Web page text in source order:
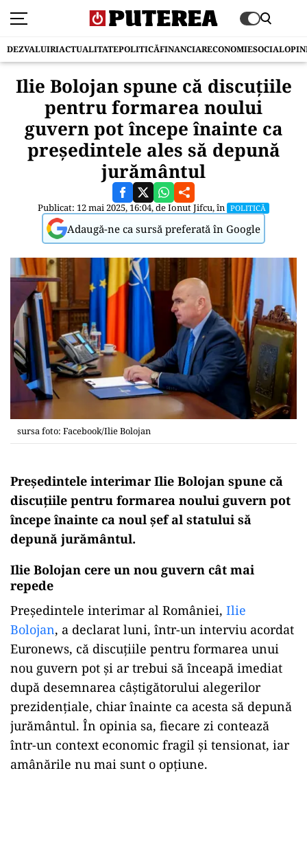
DEZVALUIRIACTUALITATEPOLITICĂFINANCIARECONOMIESOCIAL
Ilie Bolojan spune că discuţiile
pentru formarea noului
guvern pot începe înainte ca
preşedintele ales să depună
jurământul
Publicat: 12 mai 2025, 16:04, deIonut Jifcu, în POLITICĂ
Adaugă-ne ca sursă preferată în Google
sursa foto: Facebook/Ilie Bolojan
Preşedintele interimar Ilie Bolojan spune că
discuţiile pentru formarea noului guvern pot
începe înainte ca noul şef al statului să
depună jurământul.
Ilie Bolojan cere un nou guvern cât mai
repede
Președintele interimar al României, Ilie
Bolojan, a declarat luni, într-un interviu acordat
Euronews, că discuțiile pentru formarea unui
nou guvern pot și ar trebui să înceapă imediat
după desemnarea câștigătorului alegerilor
prezidențiale, chiar înainte ca acesta să depună
jurământul. În opinia sa, fiecare zi contează
într-un context economic fragil și tensionat, iar
amânările nu mai sunt o opțiune.